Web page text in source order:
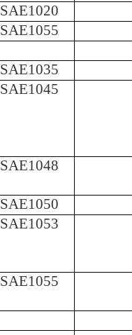
SAE1020
SAE1055
SAE1035
SAE1045
SAE1048
SAE1050
SAE1053
SAE1055